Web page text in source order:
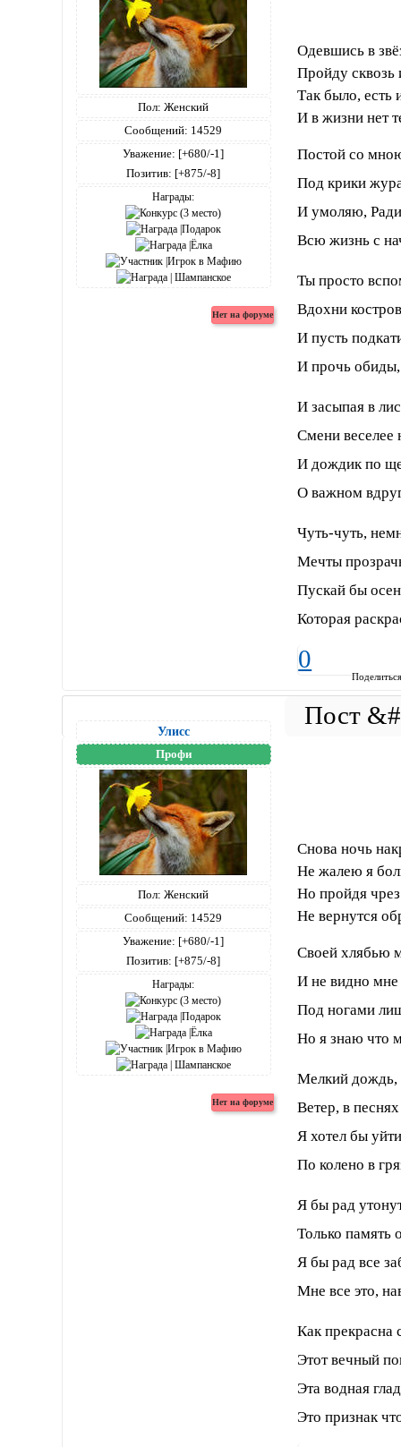
Пол: Женский
Сообщений: 14529
Уважение: [+680/-1]
Позитив: [+875/-8]
Награды:
Одевшись в
Пройду сквозь
Так было, есть
И в жизни нет
Постой со
Под крики
И умоляю,
Всю жизнь с
Ты просто
Вдохни
И пусть
И прочь
И засыпая в
Смени веселее
И дождик по
О важном
Чуть-чуть,
Мечты
Пускай бы
Которая
0
Улисс
Профи
Пол: Женский
Сообщений: 14529
Уважение: [+680/-1]
Позитив: [+875/-8]
Награды:
Снова ночь
Не жалею я
Но пройдя
Не вернутся
Своей хлябью
И не видно мне
Под ногами
Но я знаю что
Мелкий дождь,
Ветер, в
Я хотел бы
По колено в
Я бы рад
Только память
Я бы рад все
Мне все это,
Как прекрасна
Этот вечный
Эта водная
Это признак